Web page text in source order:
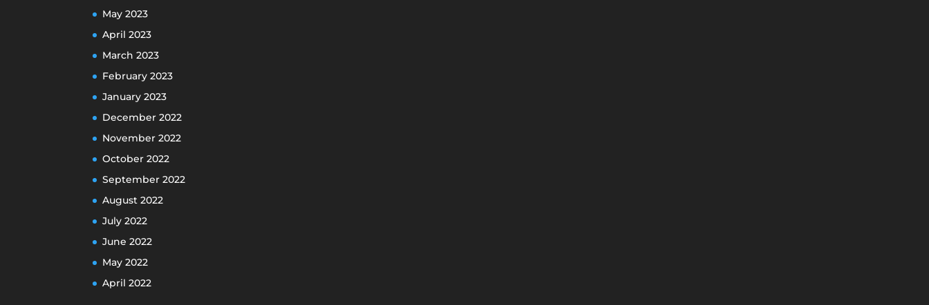
May 2023
April 2023
March 2023
February 2023
January 2023
December 2022
November 2022
October 2022
September 2022
August 2022
July 2022
June 2022
May 2022
April 2022